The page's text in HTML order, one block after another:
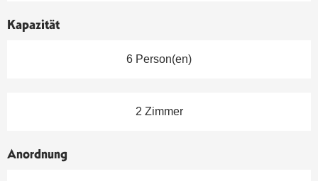
Kapazität
6 Person(en)
2 Zimmer
Anordnung